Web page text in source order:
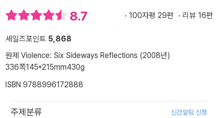
8.7 100자평 29편 리뷰 16편
세일즈포인트 5,868
원제 Violence: Six Sideways Reflections (2008년)
336쪽145*215mm430g
ISBN 9788996172888
주제분류 신간알림 신청